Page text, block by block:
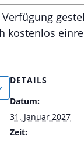
kostenlos
DETAILS
Datum:
31. Januar 2027
Zeit: